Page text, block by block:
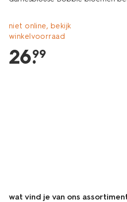
niet online, bekijk
winkelvoorraad
26.
99
wat vind je van ons